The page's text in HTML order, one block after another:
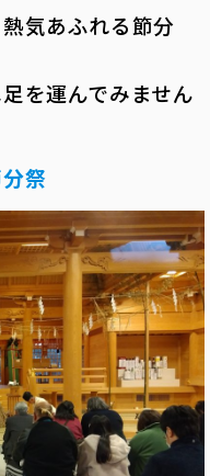
気あふれる節分
を運んでみません
祭